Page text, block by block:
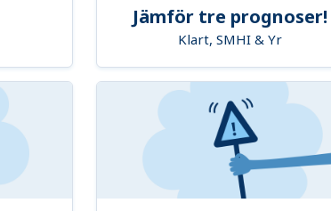
Jämför tre prognoser!
Klart, SMHI & Yr